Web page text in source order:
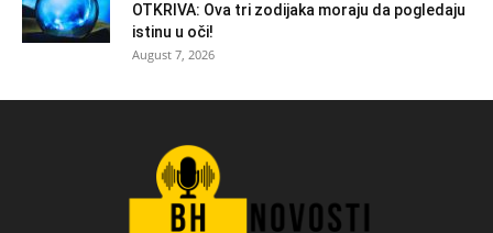
OTKRIVA: Ova tri zodijaka moraju da pogledaju
istinu u oči!
August 7, 2026